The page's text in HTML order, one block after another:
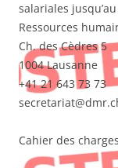
salariales
Ressources
Ch. des Cèdres 5
1004 Lausanne
+41 21 643 73 73
Cahier des